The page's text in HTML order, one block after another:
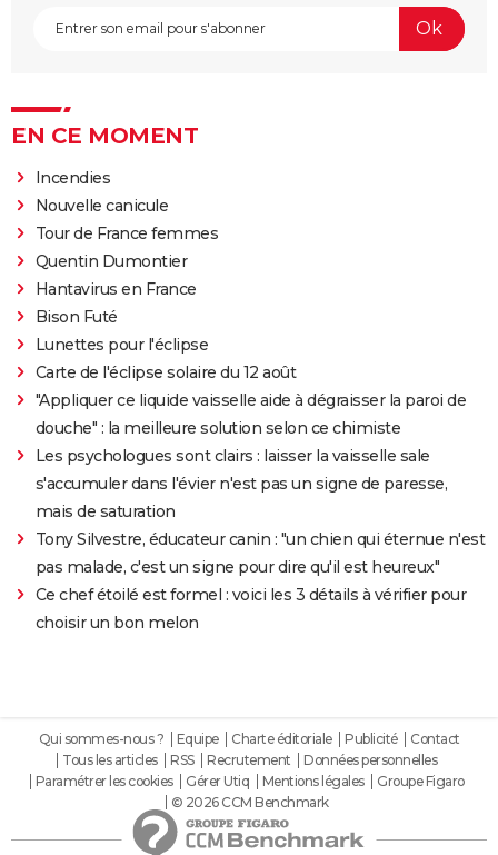
EN CE MOMENT
Incendies
Nouvelle canicule
Tour de France femmes
Quentin Dumontier
Hantavirus en France
Bison Futé
Lunettes pour l'éclipse
Carte de l'éclipse solaire du 12 août
"Appliquer ce liquide vaisselle aide à dégraisser la paroi de
douche" : la meilleure solution selon ce chimiste
Les psychologues sont clairs : laisser la vaisselle sale
s'accumuler dans l'évier n'est pas un signe de paresse,
mais de saturation
Tony Silvestre, éducateur canin : "un chien qui éternue n'est
pas malade, c'est un signe pour dire qu'il est heureux"
Ce chef étoilé est formel : voici les 3 détails à vérifier pour
choisir un bon melon
Qui sommes-nous ? Equipe Charte éditoriale Publicité
Contact
Tous les articles
RSS Recrutement
Données personnelles
Paramétrer les cookies
Gérer Utiq Mentions légales
Groupe Figaro
© 2026 CCM Benchmark